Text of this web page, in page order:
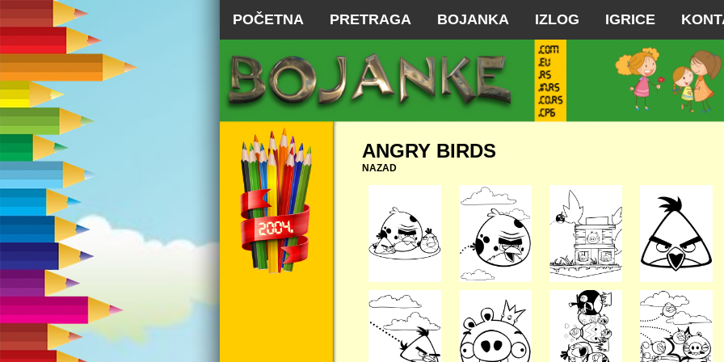
POČETNA PRETRAGA BOJANKA IZLOG IGRICE
ANGRY BIRDS
NAZAD